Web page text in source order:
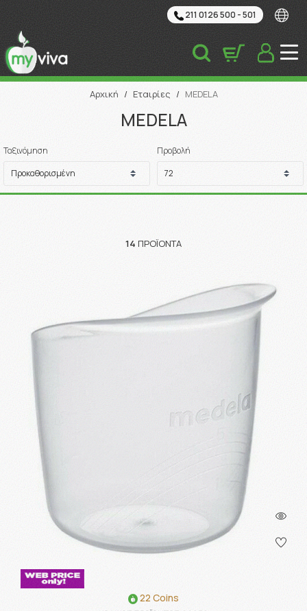
211 0126 500 - 501
Αναζήτηση
Αρχική / Εταιρίες / MEDELA
MEDELA
Ταξινόμηση Προβολή
14 ΠΡΟΪΌΝΤΑ
22 Coins